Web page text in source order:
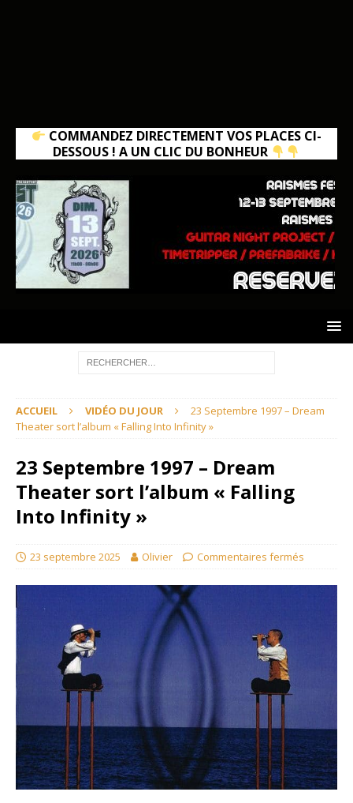
COMMANDEZ DIRECTEMENT VOS PLACES CI-
DESSOUS ! A UN CLIC DU BONHEUR
ACCUEIL VIDÉO DU JOUR
23 Septembre 1997 – Dream
Theater sort l’album « Falling Into Infinity »
23 Septembre 1997 – Dream
Theater sort l’album « Falling
Into Infinity »
23 septembre 2025 Olivier Commentaires fermés